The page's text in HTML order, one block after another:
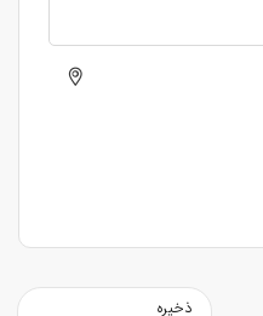
ذخیره